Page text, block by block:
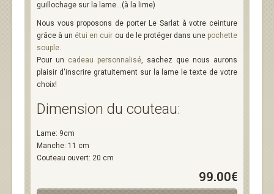
guillochage sur la lame...(à la lime)
Nous vous proposons de porter Le Sarlat à votre ceinture
grâce à un étui en cuir ou de le protéger dans une pochette
souple.
Pour un cadeau personnalisé, sachez que nous aurons
plaisir d'inscrire gratuitement sur la lame le texte de votre
choix!
Dimension du couteau:
Lame: 9cm
Manche: 11 cm
Couteau ouvert: 20 cm
99.00€